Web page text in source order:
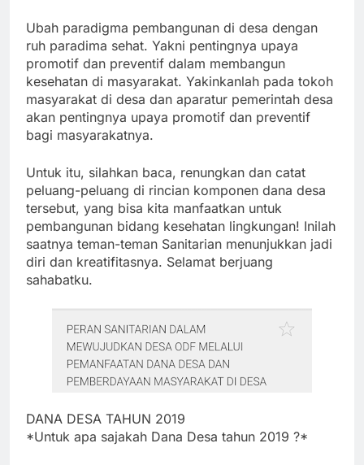
Ubah paradigma pembangunan di desa dengan
ruh paradima sehat. Yakni pentingnya upaya
promotif dan preventif dalam membangun
kesehatan di masyarakat. Yakinkanlah pada tokoh
masyarakat di desa dan aparatur pemerintah desa
akan pentingnya upaya promotif dan preventif
bagi masyarakatnya.
Untuk itu, silahkan baca, renungkan dan catat
peluang-peluang di rincian komponen dana desa
tersebut, yang bisa kita manfaatkan untuk
pembangunan bidang kesehatan lingkungan! Inilah
saatnya teman-teman Sanitarian menunjukkan jadi
diri dan kreatifitasnya. Selamat berjuang
sahabatku.
DANA DESA TAHUN 2019
*Untuk apa sajakah Dana Desa tahun 2019 ?*